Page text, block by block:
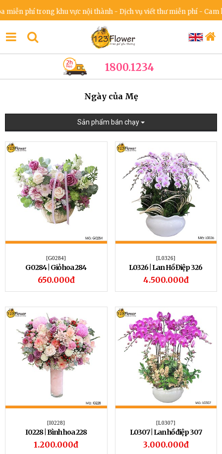
trong khu vực nội thành - Dịch vụ viết thư miễn phí - Cam kết
1800.1234
Ngày của Mẹ
Sản phẩm bán chạy
[G0284]
G0284 | Giỏ hoa 284
650.000đ
[L0326]
L0326 | Lan Hồ Điệp 326
4.500.000đ
[I0228]
I0228 | Bình hoa 228
1.200.000đ
[L0307]
L0307 | Lan hồ điệp 307
3.000.000đ